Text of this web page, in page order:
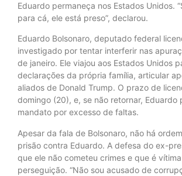
Eduardo permaneça nos Estados Unidos.
para cá, ele está preso”, declarou.
Eduardo Bolsonaro, deputado federal
investigado por tentar interferir nas
de janeiro. Ele viajou aos Estados Unidos
declarações da própria família, articular
aliados de Donald Trump. O prazo de
domingo (20), e, se não retornar, Eduardo
mandato por excesso de faltas.
Apesar da fala de Bolsonaro, não há
prisão contra Eduardo. A defesa do ex-
que ele não cometeu crimes e que é
perseguição. “Não sou acusado de